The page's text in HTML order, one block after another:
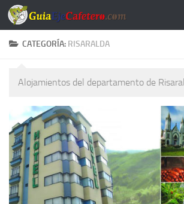
Saltar al contenido
CATEGORÍA: RISARALDA
Alojamientos del departamento de